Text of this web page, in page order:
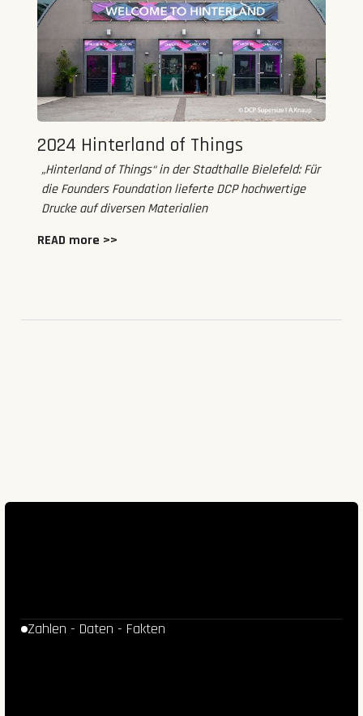
2024 Hinterland of Things
„Hinterland of Things“ in der Stadthalle Bielefeld: Für
die Founders Foundation lieferte DCP hochwertige
Drucke auf diversen Materialien
READ more >>
Zahlen - Daten - Fakten